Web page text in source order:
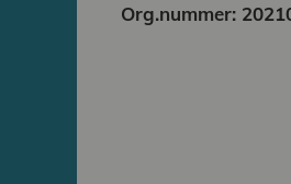
Org.nummer: